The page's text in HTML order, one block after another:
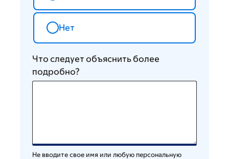
Нет
Что следует объяснить более
подробно?
Не вводите свое имя или любую персональную